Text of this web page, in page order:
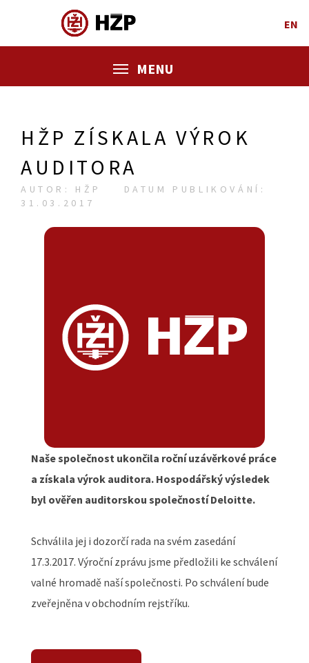
EN
MENU
HŽP ZÍSKALA VÝROK
AUDITORA
AUTOR: HŽP
DATUM PUBLIKOVÁNÍ:
31.03.2017
Naše společnost ukončila roční uzávěrkové práce
a získala výrok auditora. Hospodářský výsledek
byl ověřen auditorskou společností Deloitte.
Schválila jej i dozorčí rada na svém zasedání
17.3.2017. Výroční zprávu jsme předložili ke schválení
valné hromadě naší společnosti. Po schválení bude
zveřejněna v obchodním rejstříku.